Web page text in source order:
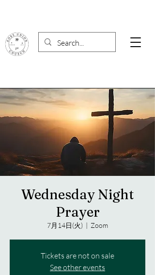
Wednesday Night
Prayer
7月14日(火)
  |
Zoom
Tickets are not on sale
See other events